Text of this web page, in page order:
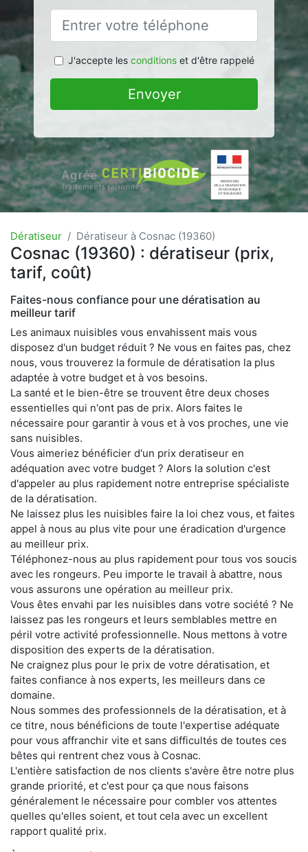
J'accepte les conditionset d'être rappelé
Envoyer
Dératiseur Dératiseur à Cosnac (19360)
Cosnac (19360) : dératiseur (prix,
tarif, coût)
Faites-nous confiance pour une dératisation au
meilleur tarif
Les animaux nuisibles vous envahissent mais vous
disposez d'un budget réduit ? Ne vous en faites pas, chez
nous, vous trouverez la formule de dératisation la plus
adaptée à votre budget et à vos besoins.
La santé et le bien-être se trouvent être deux choses
essentielles qui n'ont pas de prix. Alors faites le
nécessaire pour garantir à vous et à vos proches, une vie
sans nuisibles.
Vous aimeriez bénéficier d'un prix deratiseur en
adéquation avec votre budget ? Alors la solution c'est
d'appeler au plus rapidement notre entreprise spécialiste
de la dératisation.
Ne laissez plus les nuisibles faire la loi chez vous, et faites
appel à nous au plus vite pour une éradication d'urgence
au meilleur prix.
Téléphonez-nous au plus rapidement pour tous vos soucis
avec les rongeurs. Peu importe le travail à abattre, nous
vous assurons une opération au meilleur prix.
Vous êtes envahi par les nuisibles dans votre société ? Ne
laissez pas les rongeurs et leurs semblables mettre en
péril votre activité professionnelle. Nous mettons à votre
disposition des experts de la dératisation.
Ne craignez plus pour le prix de votre dératisation, et
faites confiance à nos experts, les meilleurs dans ce
domaine.
Nous sommes des professionnels de la dératisation, et à
ce titre, nous bénéficions de toute l'expertise adéquate
pour vous affranchir vite et sans difficultés de toutes ces
bêtes qui rentrent chez vous à Cosnac.
L'entière satisfaction de nos clients s'avère être notre plus
grande priorité, et c'est pour ça que nous faisons
généralement le nécessaire pour combler vos attentes
quelles qu'elles soient, et tout cela avec un excellent
rapport qualité prix.